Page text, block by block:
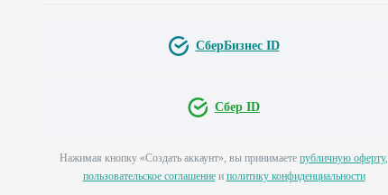
СберБизнес ID
Сбер ID
Нажимая кнопку «Создать аккаунт», вы принимаете публичную оферту,
пользовательское соглашениеи политику конфиденциальности